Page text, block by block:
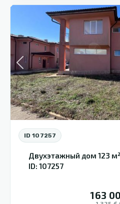
Previous
ID 107257
Двухэтажный дом 123
ID: 107257
163